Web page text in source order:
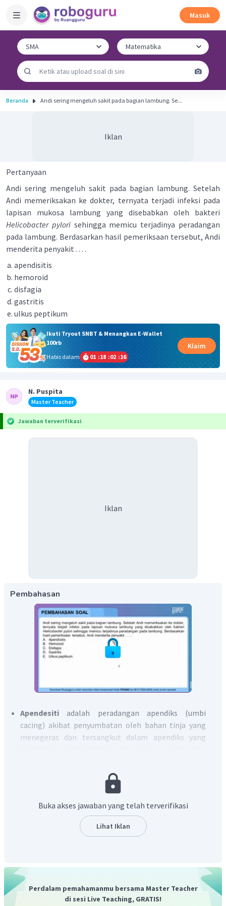
Masuk
Beranda Andi sering mengeluh sakit pada bagian lambung. Se...
Iklan
Pertanyaan
Andi sering mengeluh sakit pada bagian lambung. Setelah
Andi memeriksakan ke dokter, ternyata terjadi infeksi pada
lapisan mukosa lambung yang disebabkan oleh bakteri
Helicobacter pylorisehingga memicu terjadinya peradangan
pada lambung. Berdasarkan hasil pemeriksaan tersebut, Andi
menderita penyakit . . . .
apendisitis
hemoroid
disfagia
gastritis
ulkus peptikum
Ikuti Tryout SNBT & Menangkan E-Wallet
100rb
Habis dalam
01 :18 :02 :16
Klaim
N. Puspita
Master Teacher
Jawaban terverifikasi
Iklan
Pembahasan
Apendesiti adalah peradangan apendiks (umbi
cacing) akibat penyumbatan oleh bahan tinja yang
menegeras dan tersangkut dalam apendiks yang
merupakan kondisi ketika pembuluh darah
disekitar anus melebar karena mengalami
tersebut. Umumnya, pembengkakan pembuluh darah
yang terkena penyakit tersebut berada di dalam
rektum atau anus (daerah sekitar atau dalam bokong)
dari mulut ke dalam lambung akan membutuhkan
usaha lebih besar dan waktu yang lebih lama. Disfagia
bisa disebabkan oleh beragam kondisi, mulai dari
Buka akses jawaban yang telah terverifikasi
Lihat Iklan
Perdalam pemahamanmu bersama Master Teacher
di sesi Live Teaching, GRATIS!